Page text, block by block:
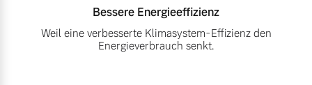
Bessere Energieeffizienz
Weil eine verbesserte Klimasystem-Effizienz den
Energieverbrauch senkt.